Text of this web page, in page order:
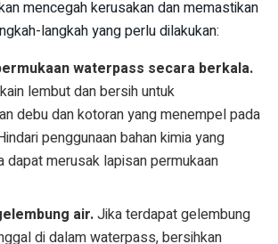
mencegah kerusakan dan memastikan
langkah yang perlu dilakukan:
waterpass secara berkala.
lembut dan bersih untuk
debu dan kotoran yang menempel pada
penggunaan bahan kimia yang
dapat merusak lapisan permukaan
air.Jika terdapat gelembung
di dalam waterpass, bersihkan